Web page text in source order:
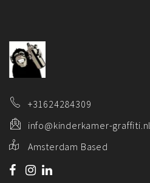
+31624284309
info@kinderkamer-graffiti.nl
Amsterdam Based